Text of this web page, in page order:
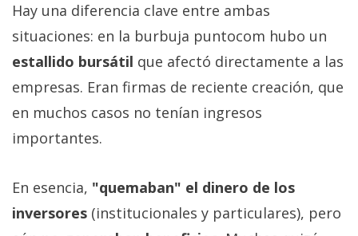
Hay una diferencia clave entre ambas
situaciones: en la burbuja puntocom hubo un
estallido bursátil que afectó directamente a las
empresas. Eran firmas de reciente creación, que
en muchos casos no tenían ingresos
importantes.
En esencia, "quemaban" el dinero de los
inversores (institucionales y particulares), pero